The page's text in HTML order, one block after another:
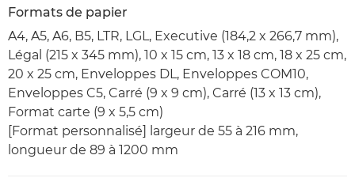
Formats de papier
A4, A5, A6, B5, LTR, LGL, Executive (184,2 x 266,7 mm),
Légal (215 x 345 mm), 10 x 15 cm, 13 x 18 cm, 18 x 25 cm,
20 x 25 cm, Enveloppes DL, Enveloppes COM10,
Enveloppes C5, Carré (9 x 9 cm), Carré (13 x 13 cm),
Format carte (9 x 5,5 cm)
[Format personnalisé] largeur de 55 à 216 mm,
longueur de 89 à 1200 mm